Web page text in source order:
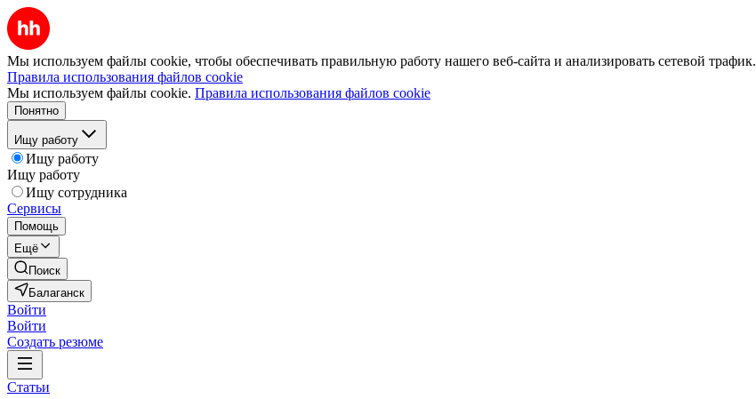
Мы используем файлы cookie, чтобы обеспечивать правильную работу нашего веб-сайта и анализировать сетевой трафик.
Правила использования файлов cookie
Мы используем файлы cookie. Правила использования файлов cookie
Понятно
Ищу работу
Ищу работу
Ищу работу
Ищу сотрудника
Сервисы
Помощь
Ещё
Поиск
Балаганск
Войти
Войти
Создать резюме
Статьи